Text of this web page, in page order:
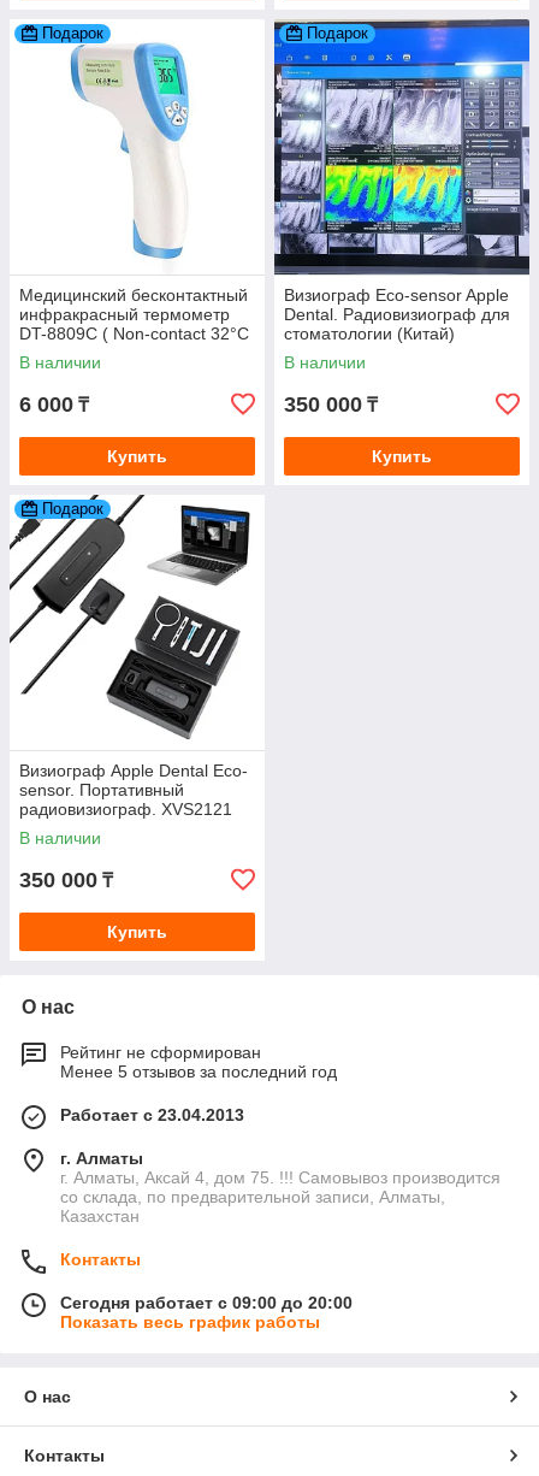
Подарок
Медицинский бесконтактный
инфракрасный термометр
DT-8809С ( Non-contact 32°C
~ 42,5°C )
В наличии
6 000 ₸
Купить
Подарок
Визиограф Eco-sensor Apple
Dental. Радиовизиограф для
стоматологии (Китай)
В наличии
350 000 ₸
Купить
Подарок
Визиограф Apple Dental Eco-
sensor. Портативный
радиовизиограф. XVS2121
(Китай)
В наличии
350 000 ₸
Купить
О нас
Рейтинг не сформирован
Менее 5 отзывов за последний год
Работает с 23.04.2013
г. Алматы
г. Алматы, Аксай 4, дом 75. !!! Самовывоз производится
со склада, по предварительной записи, Алматы,
Казахстан
Контакты
Сегодня работает с 09:00 до 20:00
Показать весь график работы
О нас
Контакты